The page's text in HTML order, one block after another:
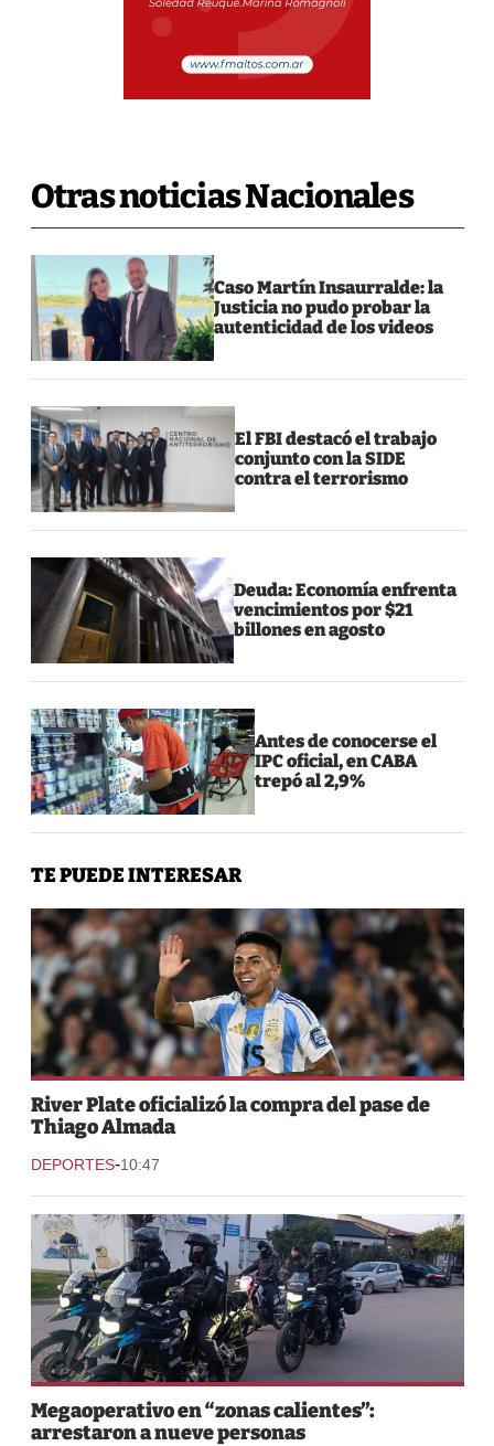
Otras noticias Nacionales
Caso Martín Insaurralde: la
Justicia no pudo probar la
autenticidad de los videos
El FBI destacó el trabajo
conjunto con la SIDE
contra el terrorismo
Deuda: Economía enfrenta
vencimientos por $21
billones en agosto
Antes de conocerse el
IPC oficial, en CABA
trepó al 2,9%
TE PUEDE INTERESAR
River Plate oficializó la compra del pase de
Thiago Almada
DEPORTES-10:47
Megaoperativo en “zonas calientes”:
arrestaron a nueve personas